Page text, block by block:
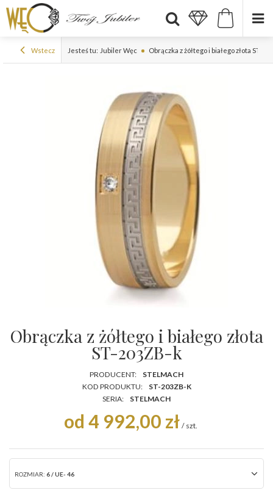
Wstecz Jesteś tu: Jubiler Węc Obrączka z żółtego i białego złota ST-
Obrączka z żółtego i białego złota
ST-203ZB-k
PRODUCENT:
STELMACH
KOD PRODUKTU:
ST-203ZB-K
SERIA:
STELMACH
od 4 992,00 zł / szt.
ROZMIAR: 6 / UE- 46